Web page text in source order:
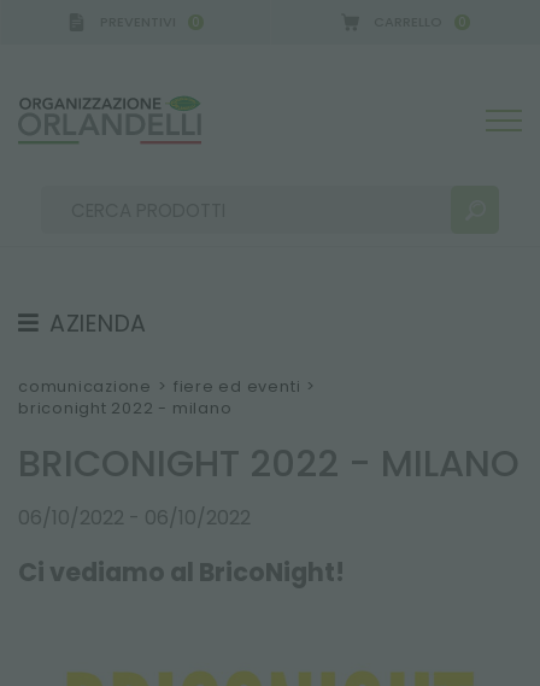
0 0
ALTRI RISULTATI PER TE:
AZIENDA
CHI SIAMO
SQUADRA
LAVORA CON NOI
SOSTENIBILITÀ
comunicazione > fiere ed eventi >
briconight 2022 - milano
BRICONIGHT 2022 - MILANO
06/10/2022 - 06/10/2022
Ci vediamo al BricoNight!